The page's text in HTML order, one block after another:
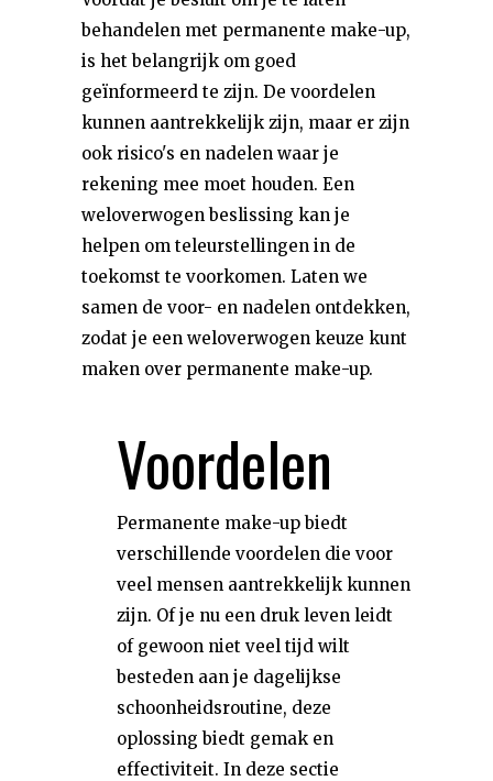
behandelen met permanente make-up,
is het belangrijk om goed
geïnformeerd te zijn. De voordelen
kunnen aantrekkelijk zijn, maar er zijn
ook risico's en nadelen waar je
rekening mee moet houden. Een
weloverwogen beslissing kan je
helpen om teleurstellingen in de
toekomst te voorkomen. Laten we
samen de voor- en nadelen ontdekken,
zodat je een weloverwogen keuze kunt
maken over permanente make-up.
Voordelen
Permanente make-up biedt
verschillende voordelen die voor
veel mensen aantrekkelijk kunnen
zijn. Of je nu een druk leven leidt
of gewoon niet veel tijd wilt
besteden aan je dagelijkse
schoonheidsroutine, deze
oplossing biedt gemak en
effectiviteit. In deze sectie